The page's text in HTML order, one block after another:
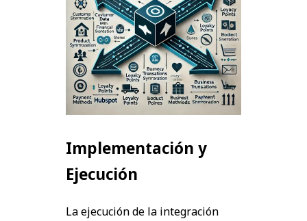
Implementación y
Ejecución
La ejecución de la integración